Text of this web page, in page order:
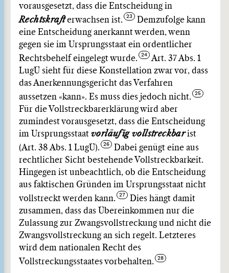
vorausgesetzt, dass die Entscheidung in
Rechtskrafterwachsen ist.
Demzufolge kann
eine Entscheidung anerkannt werden, wenn
gegen sie im Ursprungsstaat ein ordentlicher
Rechtsbehelf eingelegt wurde.
Art. 37 Abs. 1
LugÜ sieht für diese Konstellation zwar vor, dass
das Anerkennungsgericht das Verfahren
aussetzen «kann». Es muss dies jedoch nicht.
Für die Vollstreckbarerklärung wird aber
zumindest vorausgesetzt, dass die Entscheidung
im Ursprungsstaat vorläufig vollstreckbarist
(Art. 38 Abs. 1 LugÜ).
Dabei genügt eine aus
rechtlicher Sicht bestehende Vollstreckbarkeit.
Hingegen ist unbeachtlich, ob die Entscheidung
aus faktischen Gründen im Ursprungsstaat nicht
vollstreckt werden kann.
Dies hängt damit
zusammen, dass das Übereinkommen nur die
Zulassung zur Zwangsvollstreckung und nicht die
Zwangsvollstreckung an sich regelt. Letzteres
wird dem nationalen Recht des
Vollstreckungsstaates vorbehalten.